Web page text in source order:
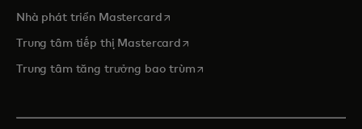
Nhà phát triển Mastercardopens in a new tab
Trung tâm tiếp thị Mastercardopens in a new tab
Trung tâm tăng trưởng bao trùmopens in a new tab